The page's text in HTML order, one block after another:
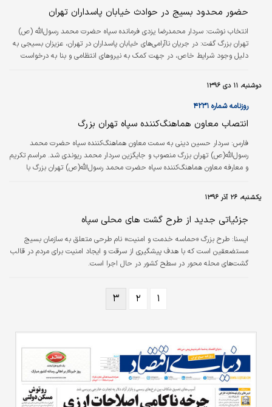
حضور محدود بسیج در حوادث خیابان پاسداران تهران
انتخاب نوشت: سردار محمدرضا یزدی فرمانده سپاه حضرت محمد رسول‌الله (ص)
تهران بزرگ گفت: در جریان ناآرامی‌های خیابان پاسداران در تهران، عزیزان بسیجی به
دلیل وجود شرایط خاص، در جهت کمک به نیروهای انتظامی و بنا به درخواست
دوشنبه، ۱۱ دی ۱۳۹۶
روزنامه شماره ۴۲۳۱
انتصاب معاون هماهنگ‌کننده سپاه تهران بزرگ
فارس: سردار حسین دینی به سمت معاون هماهنگ‌کننده سپاه حضرت محمد
رسول‌الله(ص) تهران بزرگ منصوب و جایگزین سردار محمد ریوندی شد. مراسم تکریم
و معارفه معاون هماهنگ‌کننده سپاه حضرت محمد رسول‌الله(ص) تهران بزرگ با
یکشنبه، ۲۶ آذر ۱۳۹۶
جزئیاتی جدید از طرح گشت‌ های محلی سپاه
ايسنا: طرح بزرگ «حماسه خدمت و امنیت» نام طرحی متعلق به سازمان بسیج
مستضعقین است که با هدف پیشگیری از سرقت و ایجاد امنیت برای مردم در قالب
گشت‌های محله محور در سطح کشور در حال اجرا است.
۱ ۲ ۳